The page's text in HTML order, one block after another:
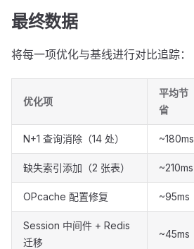
最终数据
将每一项优化与基线进行对比追踪：
优化项
平均节
省
N+1 查询消除（14 处） ~180ms
缺失索引添加（2 张表） ~210ms
OPcache 配置修复 ~95ms
Session 中间件 + Redis
迁移
~45ms